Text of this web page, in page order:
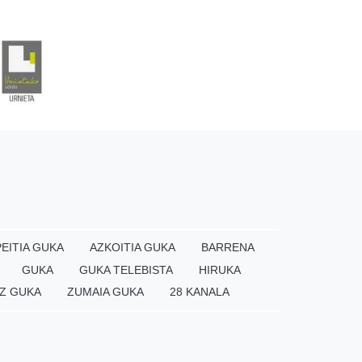
GUKA AZKOITIA GUKA
BARRENA
GUKA GUKA TELEBISTA
HIRUKA
GUKA ZUMAIA GUKA 28 KANALA